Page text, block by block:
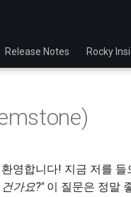
Release Notes Rocky
영합니다! 지금 저를 들
가요?"이 질문은 정말